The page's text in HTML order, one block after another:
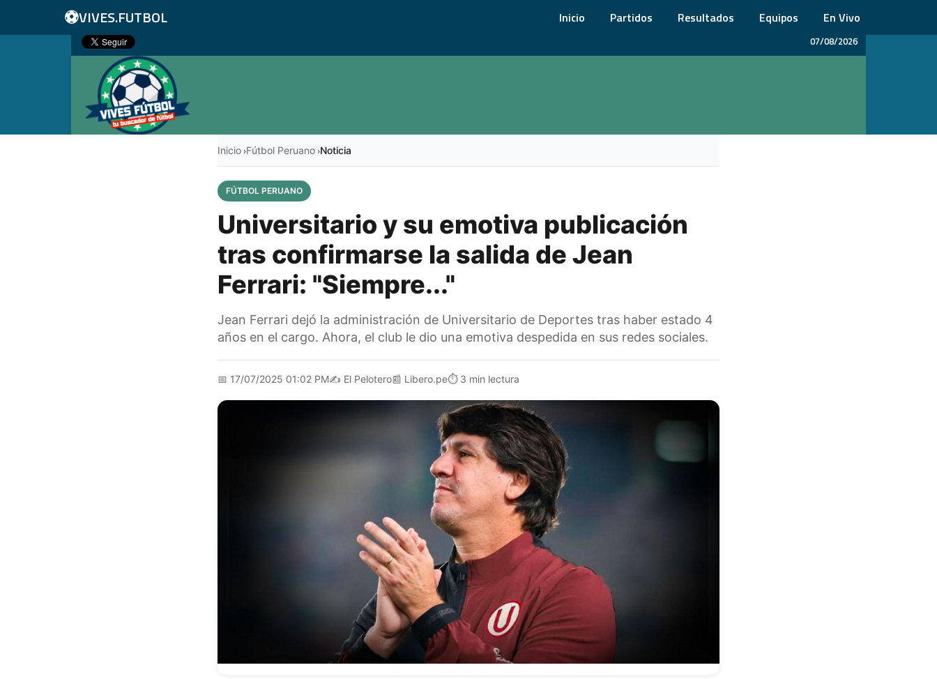
⚽VIVES.FUTBOL Inicio Partidos Resultados Equipos En Vivo
07/08/2026
Inicio ›Fútbol Peruano ›Noticia
FÚTBOL PERUANO
Universitario y su emotiva publicación
tras confirmarse la salida de Jean
Ferrari: "Siempre..."
Jean Ferrari dejó la administración de Universitario de Deportes tras haber estado 4
años en el cargo. Ahora, el club le dio una emotiva despedida en sus redes sociales.
📅 17/07/2025 01:02 PM✍️ El Pelotero📰 Libero.pe⏱️ 3 min lectura